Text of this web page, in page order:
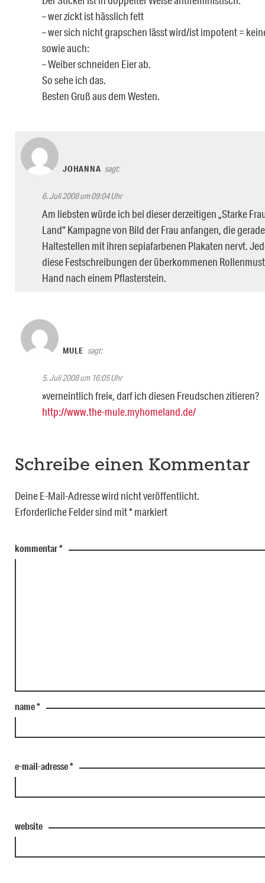
– wer zickt ist hässlich fett
– wer sich nicht grapschen lässt wird/ist impotent =
sowie auch:
– Weiber schneiden Eier ab.
So sehe ich das.
Besten Gruß aus dem Westen.
JOHANNA sagt:
6. Juli 2008 um 09:04 Uhr
Am liebsten würde ich bei dieser derzeitigen „Starke
Land“ Kampagne von Bild der Frau anfangen, die
Haltestellen mit ihren sepiafarbenen Plakaten nervt.
diese Festschreibungen der überkommenen
Hand nach einem Pflasterstein.
MULE sagt:
5. Juli 2008 um 16:05 Uhr
»verneintlich frei«, darf ich diesen Freudschen zitieren?
http://www.the-mule.myhomeland.de/
Schreibe einen Kommentar
Deine E-Mail-Adresse wird nicht veröffentlicht.
Erforderliche Felder sind mit*markiert
kommentar*
name*
e-mail-adresse*
website